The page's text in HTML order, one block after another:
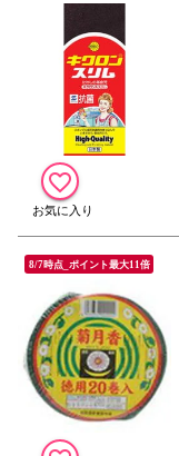
8/7時点_ポイント最大11倍